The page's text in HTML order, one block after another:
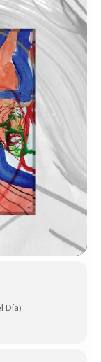
Día)